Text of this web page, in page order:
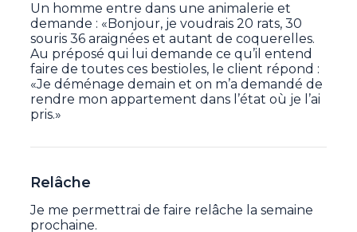
Un homme entre dans une animalerie et
demande : «Bonjour, je voudrais 20 rats, 30
souris 36 araignées et autant de coquerelles.
Au préposé qui lui demande ce qu’il entend
faire de toutes ces bestioles, le client répond :
«Je déménage demain et on m’a demandé de
rendre mon appartement dans l’état où je l’ai
pris.»
Relâche
Je me permettrai de faire relâche la semaine
prochaine.